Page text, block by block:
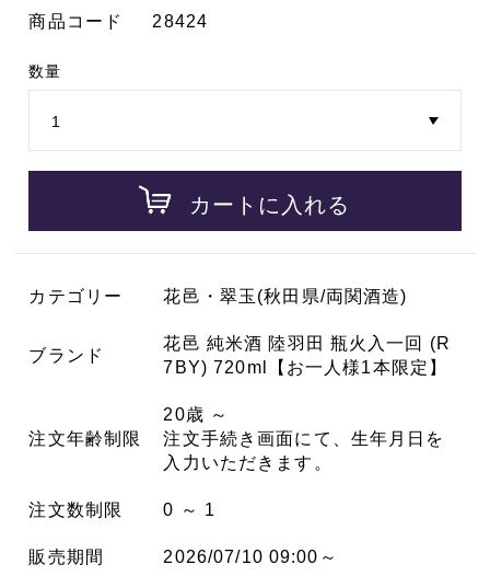
商品コード 28424
数量
カートに入れる
カテゴリー 花邑・翠玉(秋田県/両関酒造)
ブランド
花邑 純米酒 陸羽田 瓶火入一回 (R
7BY) 720ml【お一人様1本限定】
注文年齢制限
20歳 ～
注文手続き画面にて、生年月日を
入力いただきます。
注文数制限 0 ～ 1
販売期間 2026/07/10 09:00～